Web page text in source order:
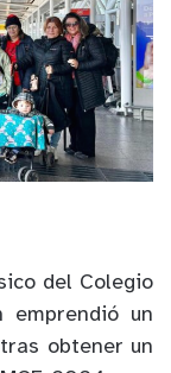
del Colegio
emprendió un
obtener un